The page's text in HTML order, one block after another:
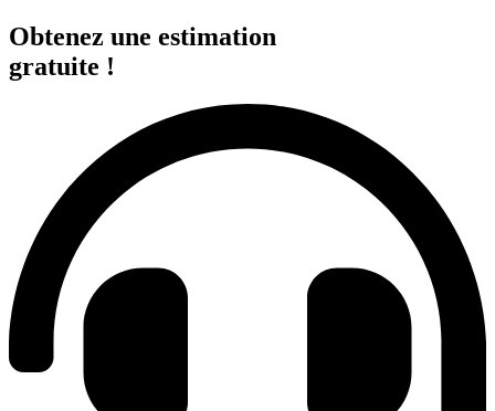
Obtenez une estimation
gratuite !